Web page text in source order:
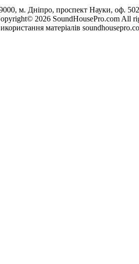
м. Дніпро, проспект Науки, оф.
2026 SoundHousePro.com All
матеріалів